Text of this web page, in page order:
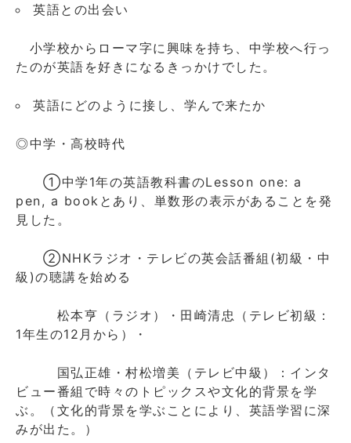
英語との出会い
小学校からローマ字に興味を持ち、中学校へ行っ
たのが英語を好きになるきっかけでした。
英語にどのように接し、学んで来たか
◎中学・高校時代
①中学1年の英語教科書のLesson one: a
pen, a bookとあり、単数形の表示があることを発
見した。
②NHKラジオ・テレビの英会話番組(初級・中
級)の聴講を始める
松本亨（ラジオ）・田崎清忠（テレビ初級：
1年生の12月から）・
国弘正雄・村松増美（テレビ中級）：インタ
ビュー番組で時々のトピックスや文化的背景を学
ぶ。（文化的背景を学ぶことにより、英語学習に深
みが出た。）